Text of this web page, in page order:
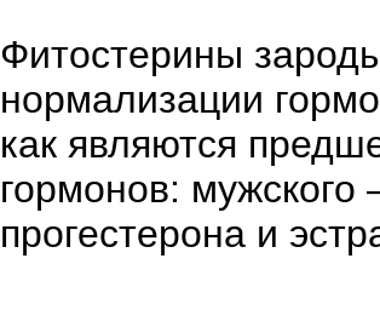
Фитостерины
нормализации
как являются
гормонов: мужского
прогестерона и